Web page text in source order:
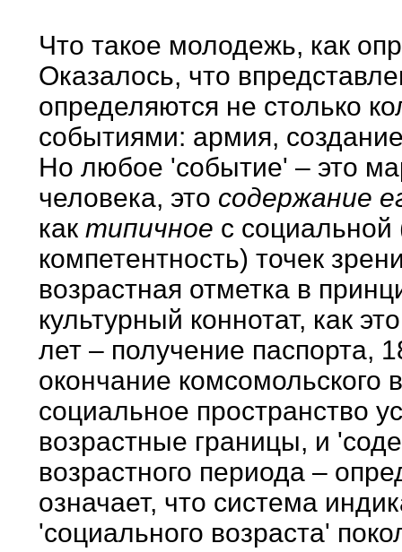
Что такое молодежь, как
Оказалось, что
определяются не столько
событиями: армия,
Но любое 'событие' – это
человека, это содержание
как типичное с социальной
компетентность) точек
возрастная отметка в
культурный коннотат, как
лет – получение паспорта,
окончание комсомольского
социальное пространство
возрастные границы, и
возрастного периода –
означает, что система
'социального возраста'